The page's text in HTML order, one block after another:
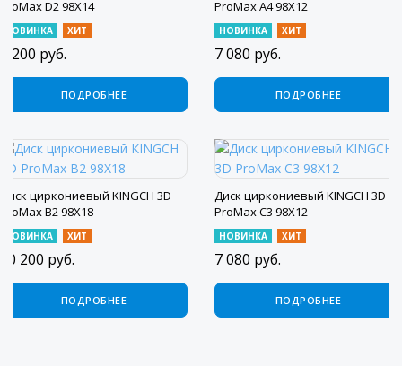
ProMax D2 98X14
НОВИНКА ХИТ
8 200 руб.
ПОДРОБНЕЕ
ProMax A4 98X12
НОВИНКА ХИТ
7 080 руб.
ПОДРОБНЕЕ
Диск циркониевый KINGCH 3D
ProMax B2 98X18
НОВИНКА ХИТ
10 200 руб.
ПОДРОБНЕЕ
Диск циркониевый KINGCH 3D
ProMax C3 98X12
НОВИНКА ХИТ
7 080 руб.
ПОДРОБНЕЕ